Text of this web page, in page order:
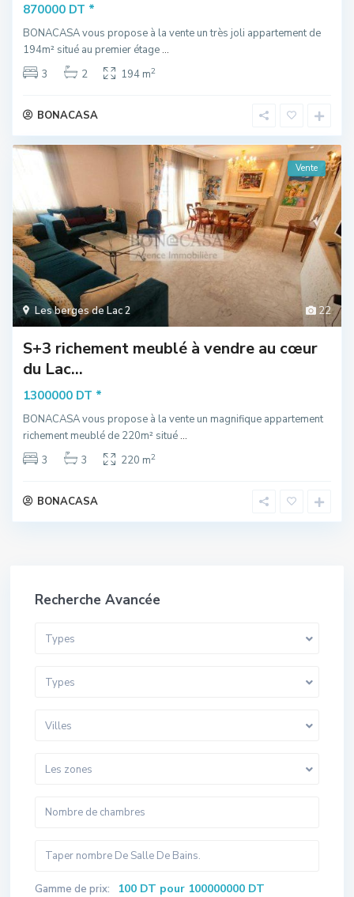
870000 DT *
BONACASA vous propose à la vente un très joli appartement de
194m² situé au premier étage...
3
2 194 m2
BONACASA
22
Les berges de Lac 2
Vente
S+3 richement meublé à vendre au cœur
du Lac...
1300000 DT *
BONACASA vous propose à la vente un magnifique appartement
richement meublé de 220m² situé...
3
3 220 m2
BONACASA
Recherche Avancée
Types
Types
Villes
Les zones
Gamme de prix: 100 DT pour 100000000 DT